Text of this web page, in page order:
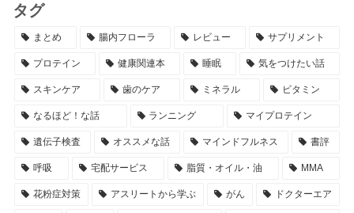
タグ
まとめ 腸内フローラ レビュー サプリメント
プロテイン 健康関連本 睡眠 気をつけたい話
スキンケア 歯のケア ミネラル ビタミン
なるほど！な話 ランニング マイプロテイン
遺伝子検査 オススメな話 マインドフルネス 書評
呼吸 宅配サービス 脂質・オイル・油 MMA
花粉症対策 アスリートから学ぶ がん ドクターエア